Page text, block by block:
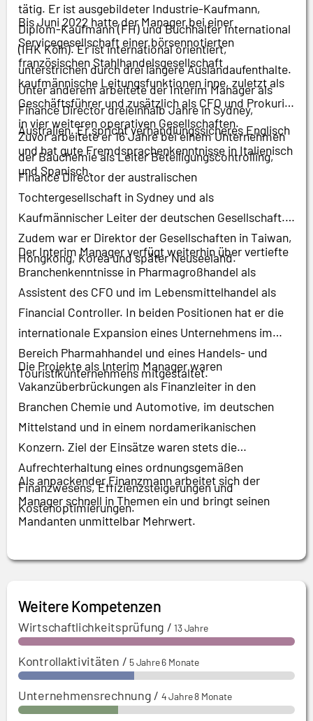
tätig. Er ist ausgebildeter Industrie-Kaufmann,
Diplom-Kaufmann (FH) und Buchhalter International
(IHK Köln).Er ist international orientiert,
unterstrichen durch drei längere Auslandaufenthalte.
Unter anderem arbeitete der Interim Manager als
Finance Director dreieinhalb Jahre in Sydney,
Australien. Er spricht verhandlungssicheres Englisch
und hat gute Fremdsprachenkenntnisse in Italienisch
und Spanisch.
Bis Juni 2022 hatte der Manager bei einer
Servicegesellschaft einer börsennotierten
französischen Stahlhandelsgesellschaft
kaufmännische Leitungsfunktionen inne, zuletzt als
Geschäftsführer und zusätzlich als CFO und Prokurist
in vier weiteren operativen Gesellschaften.
Zuvor arbeitete er 16 Jahre bei einem Unternehmen
der Bauchemie als Leiter Beteiligungscontrolling,
Finance Director der australischen
Tochtergesellschaft in Sydney und als
Kaufmännischer Leiter der deutschen Gesellschaft.
Zudem war er Direktor der Gesellschaften in Taiwan,
Hongkong, Korea und später Neuseeland.
Der Interim Manager verfügt weiterhin über vertiefte
Branchenkenntnisse in Pharmagroßhandel als
Assistent des CFO und im Lebensmittelhandel als
Financial Controller. In beiden Positionen hat er die
internationale Expansion eines Unternehmens im
Bereich Pharmahhandel und eines Handels- und
Touristikunternehmens mitgestaltet.
Die Projekte als Interim Manager waren
Vakanzüberbrückungen als Finanzleiter in den
Branchen Chemie und Automotive, im deutschen
Mittelstand und in einem nordamerikanischen
Konzern. Ziel der Einsätze waren stets die
Aufrechterhaltung eines ordnungsgemäßen
Finanzwesens, Effizienzsteigerungen und
Kostenoptimierungen.
Als anpackender Finanzmann arbeitet sich der
Manager schnell in Themen ein und bringt seinen
Mandanten unmittelbar Mehrwert.
Weitere Kompetenzen
Wirtschaftlichkeitsprüfung /13 Jahre
Kontrollaktivitäten / 5 Jahre 6 Monate
Unternehmensrechnung / 4 Jahre 8 Monate